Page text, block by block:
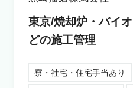
初
東京/焼却炉・バイ
どの施工管理
寮・社宅・住宅手当あり